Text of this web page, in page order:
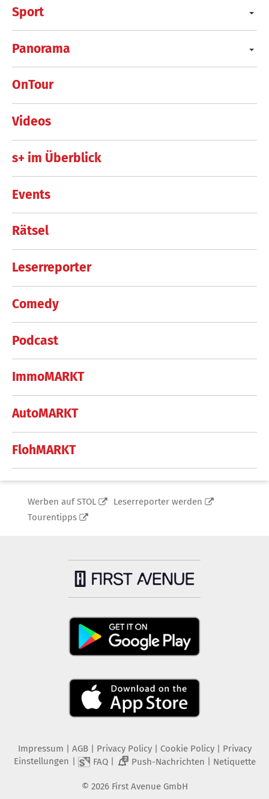
Sport
Panorama
OnTour
Videos
s+ im Überblick
Events
Rätsel
Leserreporter
Comedy
Podcast
ImmoMARKT
AutoMARKT
FlohMARKT
Werben auf STOL
Leserreporter werden
Tourentipps
Impressum AGB Privacy Policy| Cookie Policy| Privacy
Einstellungen
FAQ| 2 Push-Nachrichten Netiquette
© 2026 First Avenue GmbH